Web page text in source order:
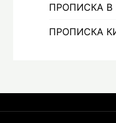
ПРОПИСКА В
ПРОПИСКА